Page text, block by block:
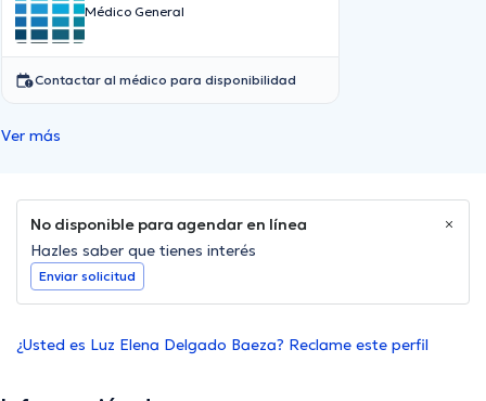
Médico General
Contactar al médico para disponibilidad
Ver más
No disponible para agendar en línea
Hazles saber que tienes interés
Enviar solicitud
¿Usted es Luz Elena Delgado Baeza? Reclame este perfil